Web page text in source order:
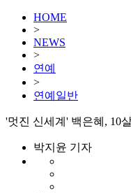
HOME
>
NEWS
>
연예
>
연예일반
'멋진 신세계' 백은혜, 10
박지윤 기자